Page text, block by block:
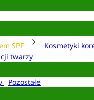
SPF Kosmetyki
twarzy
Pozostałe